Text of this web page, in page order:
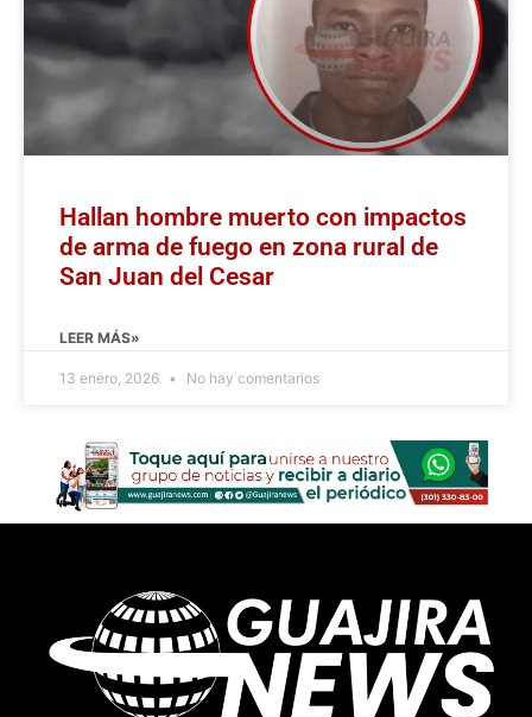
Hallan hombre muerto con impactos
de arma de fuego en zona rural de
San Juan del Cesar
LEER MÁS»
13 enero, 2026 No hay comentarios